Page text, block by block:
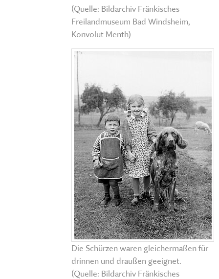
(Quelle: Bildarchiv Fränkisches
Freilandmuseum Bad Windsheim,
Konvolut Menth)
Die Schürzen waren gleichermaßen für
drinnen und draußen geeignet.
(Quelle: Bildarchiv Fränkisches